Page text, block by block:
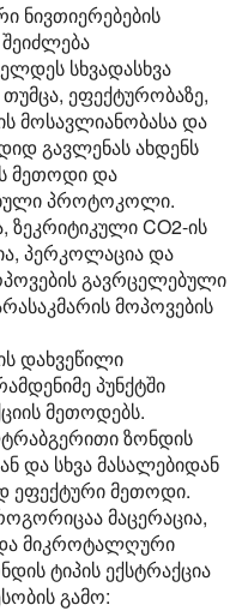
ნივთიერებების
სხვადასხვა
ეფექტურობაზე,
მოსავლიანობასა და
გავლენას ახდენს
მეთოდი და
პროტოკოლი.
ზეკრიტიკული CO2-ის
პერკოლაცია და
გავრცელებული
მოპოვების
დახვეწილი
პუნქტში
მეთოდებს.
ზონდის
და სხვა მასალებიდან
ეფექტური მეთოდი.
მაცერაცია,
მიკროტალღური
ტიპის ექსტრაქცია
გამო: